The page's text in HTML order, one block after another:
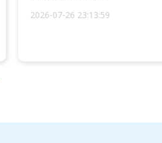
2026-07-26 23:13:59